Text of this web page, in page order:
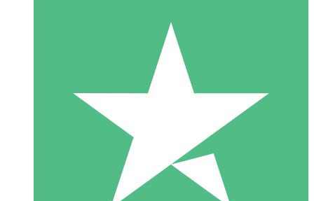
Paquetes de Créditos Individuales
Paga según el uso con créditos de descarga. Sin compromiso
10 00